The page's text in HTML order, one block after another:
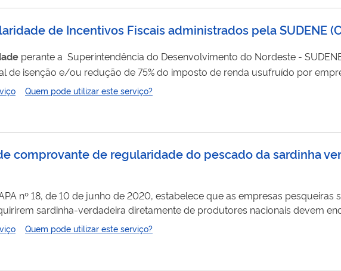
de Incentivos Fiscais administrados pela SUDENE(
perante a Superintendência do Desenvolvimento do Nordeste - SUDENE, para quaisquer
de isenção e/ou redução de 75% do imposto de renda usufruído por
Quem pode utilizar este serviço?
comprovante de regularidade do pescado da sardinha
nº 18, de 10 de junho de 2020, estabelece que as empresas pesqueiras
sardinha-verdadeira diretamente de produtores nacionais devem
ao recebimento deste pescado. Esse serviço contém os formulários em
Quem pode utilizar este serviço?